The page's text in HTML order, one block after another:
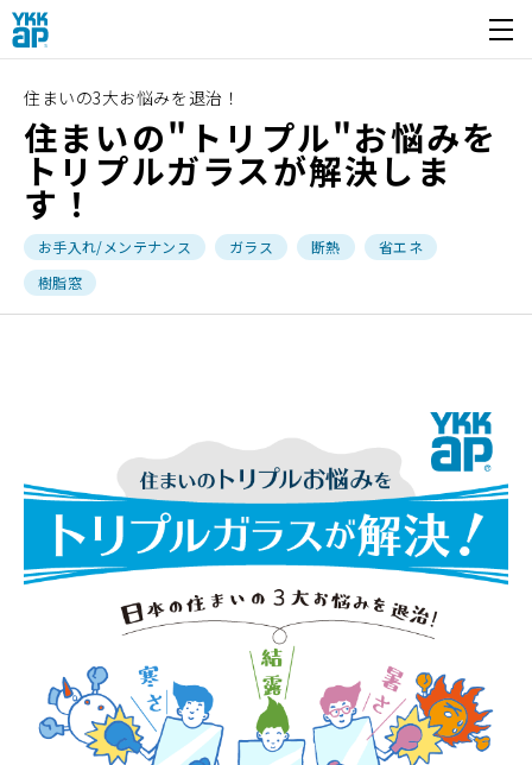
開く
住まいの3大お悩みを退治！
住まいの"トリプル"お悩みを
トリプルガラスが解決しま
す！
お手入れ/メンテナンス ガラス 断熱
省エネ
樹脂窓